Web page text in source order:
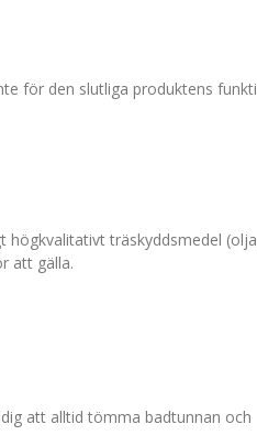
för den slutliga produktens
träskyddsmedel
att gälla.
att alltid tömma badtunnan och